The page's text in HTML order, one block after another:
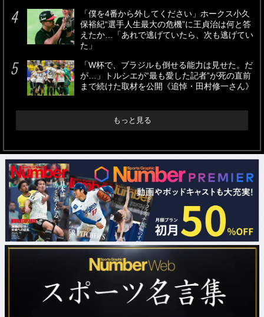
「僕を4番から外してください」ホークス小久
保裕紀“選手人生最大の危機”に王貞治は何と答
えたか…「あれで逃げていたら、次も逃げてい
た」
「W杯で、ブラジルも倒せる能力は見せた。だ
が…」トルシエが“最も愛した記者”が死の直前
まで続けた取材を公開《追悼・田村修一さん》
もっと見る